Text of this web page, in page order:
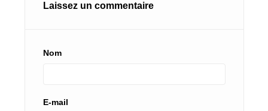
Laissez un commentaire
Nom
E-mail